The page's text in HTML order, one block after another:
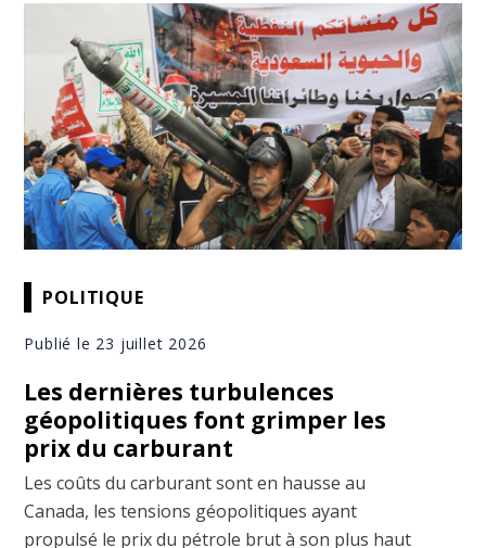
POLITIQUE
Publié le 23 juillet 2026
Les dernières turbulences
géopolitiques font grimper les
prix du carburant
Les coûts du carburant sont en hausse au
Canada, les tensions géopolitiques ayant
propulsé le prix du pétrole brut à son plus haut